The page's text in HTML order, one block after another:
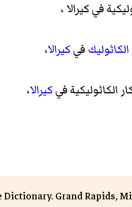
في كيرالا،
فيكيرالا،
الكاثوليكيةفيكيرالا،
Dictionary. Grand Rapids,